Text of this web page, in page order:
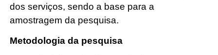
dos serviços, sendo a base para a
amostragem da pesquisa.
Metodologia da pesquisa